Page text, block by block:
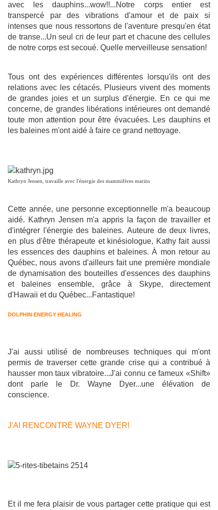
avec les dauphins...wow!!...Notre corps entier est
transpercé par des vibrations d'amour et de paix si
intenses que nous ressortons de l'aventure presqu'en état
de transe...Un seul cri de leur part et chacune des cellules
de notre corps est secoué. Quelle merveilleuse sensation!
Tous ont des expériences différentes lorsqu'ils ont des
relations avec les cétacés. Plusieurs vivent des moments
de grandes joies et un surplus d'énergie. En ce qui me
concerne, de grandes libérations intérieures ont demandé
toute mon attention pour être évacuées. Les dauphins et
les baleines m'ont aidé à faire ce grand nettoyage.
Kathryn Jensen, travaille avec l'énergie des mammifères marins
Cette année, une personne exceptionnelle m'a beaucoup
aidé. Kathryn Jensen m'a appris la façon de travailler et
d'intégrer l'énergie des baleines. Auteure de deux livres,
en plus d'être thérapeute et kinésiologue, Kathy fait aussi
les essences des dauphins et baleines. À mon retour au
Québec, nous avons d'ailleurs fait une première mondiale
de dynamisation des bouteilles d'essences des dauphins
et baleines ensemble, grâce à Skype, directement
d'Hawaii et du Québec...Fantastique!
DOLPHIN ENERGY HEALING
J'ai aussi utilisé de nombreuses techniques qui m'ont
permis de traverser cette grande crise qui a contribué à
hausser mon taux vibratoire...J'ai connu ce fameux «Shift»
dont parle le Dr. Wayne Dyer...une élévation de
conscience.
J'AI RENCONTRÉ WAYNE DYER!
Et il me fera plaisir de vous partager cette pratique qui est